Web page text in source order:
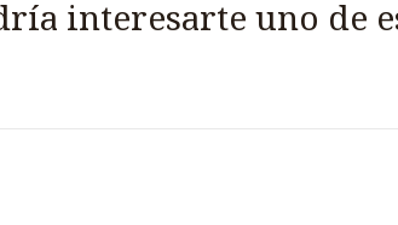
interesarte uno de